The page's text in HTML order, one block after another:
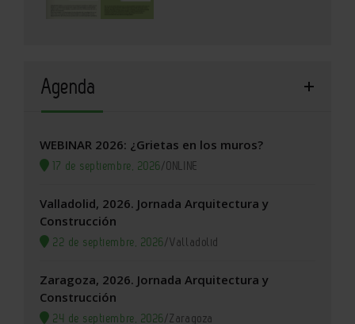
Agenda
WEBINAR 2026: ¿Grietas en los muros?
17 de septiembre, 2026/ONLINE
Valladolid, 2026. Jornada Arquitectura y
Construcción
22 de septiembre, 2026/Valladolid
Zaragoza, 2026. Jornada Arquitectura y
Construcción
24 de septiembre, 2026/Zaragoza